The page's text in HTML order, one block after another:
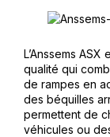
L’Anssems
qualité qui
de rampes en
des béquilles
permettent de
véhicules ou